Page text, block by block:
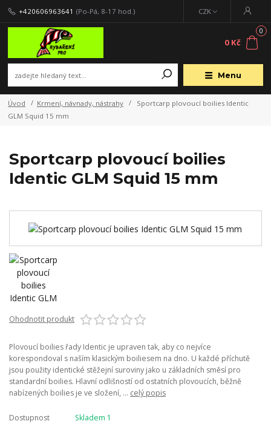
Menu
CZK
+420606963641 (Po-Pá, 8-17 hod.)
0
0 Kč
Úvod Krmení, návnady, nástrahy
Sportcarp plovoucí boilies Identic
GLM Squid 15 mm
Sportcarp plovoucí boilies
Identic GLM Squid 15 mm
Ohodnotit produkt
Plovoucí boilies řady Identic je upraven tak, aby co nejvíce
korespondoval s naším klasickým boiliesem na dno. U každé příchutě
jsou použity identické stěžejní suroviny jako u základních směsí pro
standardní boilies. Hlavní odlišností od ostatních plovoucích, běžně
nabízených boilies je ve složení, ... celý popis
Dostupnost
Skladem 1